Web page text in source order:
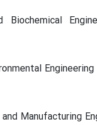
Biochemical
Manufacturing